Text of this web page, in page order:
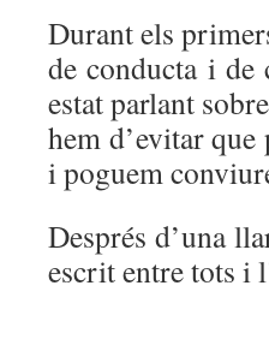
Durant els
de conducta i
estat parlant
hem d’evitar
i poguem
Després d’una
escrit entre tots i